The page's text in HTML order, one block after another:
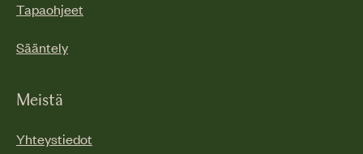
Tapaohjeet
Sääntely
Meistä
Yhteystiedot